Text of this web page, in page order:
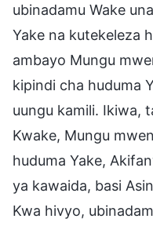
ubinadamu Wake
Yake na kutekeleza
ambayo Mungu
kipindi cha huduma
uungu kamili. Ikiwa,
Kwake, Mungu
huduma Yake,
ya kawaida, basi
Kwa hivyo,